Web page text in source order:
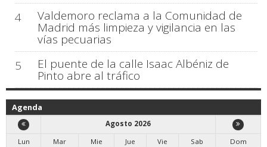
4
Valdemoro reclama a la Comunidad de
Madrid más limpieza y vigilancia en las
vías pecuarias
5
El puente de la calle Isaac Albéniz de
Pinto abre al tráfico
Agenda
Agosto 2026
Lun
Mar Mie Jue Vie Sab
Dom